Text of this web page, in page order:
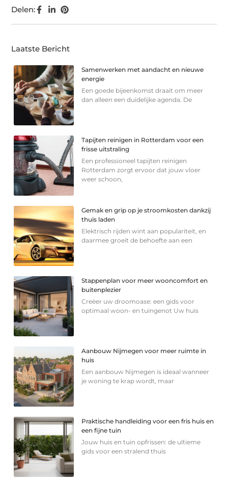
Delen:
Laatste Bericht
Samenwerken met aandacht en nieuwe
energie
Een goede bijeenkomst draait om meer
dan alleen een duidelijke agenda. De
Tapijten reinigen in Rotterdam voor een
frisse uitstraling
Een professioneel tapijten reinigen
Rotterdam zorgt ervoor dat jouw vloer
weer schoon,
Gemak en grip op je stroomkosten dankzij
thuis laden
Elektrisch rijden wint aan populariteit, en
daarmee groeit de behoefte aan een
Stappenplan voor meer wooncomfort en
buitenplezier
Creëer uw droomoase: een gids voor
optimaal woon- en tuingenot Uw huis
Aanbouw Nijmegen voor meer ruimte in
huis
Een aanbouw Nijmegen is ideaal wanneer
je woning te krap wordt, maar
Praktische handleiding voor een fris huis en
een fijne tuin
Jouw huis en tuin opfrissen: de ultieme
gids voor een stralend thuis